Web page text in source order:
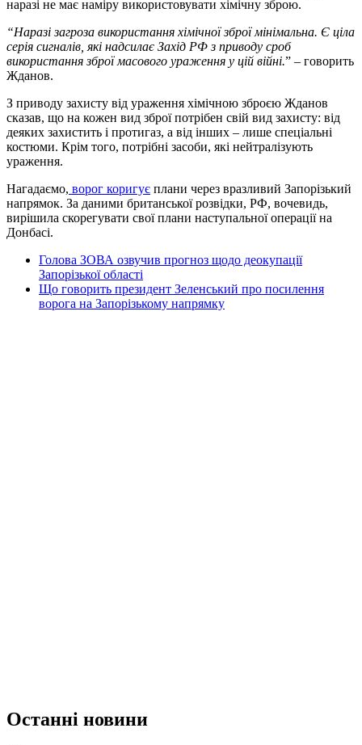
наразі не має наміру використовувати хімічну зброю.
“Наразі загроза використання хімічної зброї мінімальна. Є ціла
серія сигналів, які надсилає Захід РФ з приводу сроб
використання зброї масового ураження у цій війні.” – говорить
Жданов.
З приводу захисту від ураження хімічною зброєю Жданов
сказав, що на кожен вид зброї потрібен свій вид захисту: від
деяких захистить і протигаз, а від інших – лише спеціальні
костюми. Крім того, потрібні засоби, які нейтралізують
ураження.
Нагадаємо, ворог коригує плани через вразливий Запорізький
напрямок. За даними британської розвідки, РФ, вочевидь,
вирішила скорегувати свої плани наступальної операції на
Донбасі.
Голова ЗОВА озвучив прогноз щодо деокупації
Запорізької області
Що говорить президент Зеленський про посилення
ворога на Запорізькому напрямку
Останні новини